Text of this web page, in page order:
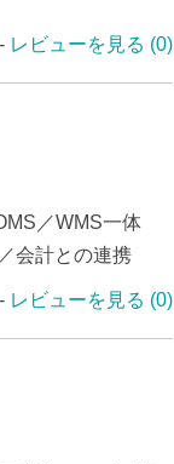
- レビューを見る (0)
／WMS一体
会計との連携
- レビューを見る (0)